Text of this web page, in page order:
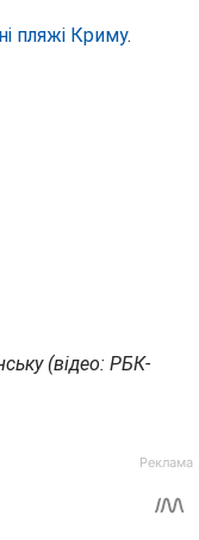
пляжі Криму.
(відео: РБК-